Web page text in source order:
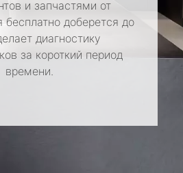
и запчастями от
бесплатно доберется до
диагностику
за короткий период
времени.